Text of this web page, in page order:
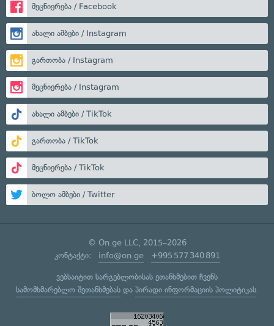
მეცნიერება / Facebook
ახალი ამბები / Instagram
გართობა / Instagram
მეცნიერება / Instagram
ახალი ამბები / TikTok
გართობა / TikTok
მეცნიერება / TikTok
ბოლო ამბები / Twitter
© On.ge LLC, 2015–2026
კონტაქტი: info@on.ge +995 577 340 891
ვებსაიტით სარგებლობისას ეთანხმებით ჩვენს
სამომხმარებლო შეთანხმებასდა პირადი ინფორმაციის პოლიტიკას.